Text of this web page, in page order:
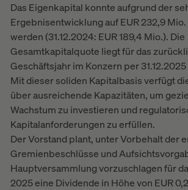
Das Eigenkapital konnte aufgrund der
Ergebnisentwicklung auf EUR 232,9
werden (31.12.2024: EUR 189,4 Mio.). Die
Gesamtkapitalquote liegt für das
Geschäftsjahr im Konzern per 31.12.2025
Mit dieser soliden Kapitalbasis verfügt
über ausreichende Kapazitäten, um
Wachstum zu investieren und
Kapitalanforderungen zu erfüllen.
Der Vorstand plant, unter Vorbehalt der
Gremienbeschlüsse und
Hauptversammlung vorzuschlagen für
2025 eine Dividende in Höhe von EUR